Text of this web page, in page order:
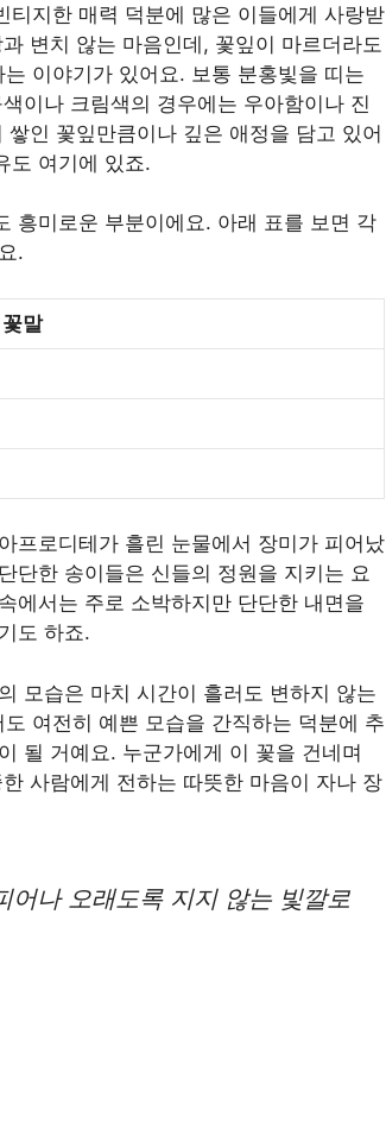
지한 매력 덕분에 많은 이들에게 사랑받
변치 않는 마음인데, 꽃잎이 마르더라도
이야기가 있어요. 보통 분홍빛을 띠는
이나 크림색의 경우에는 우아함이나 진
인 꽃잎만큼이나 깊은 애정을 담고 있어
도 여기에 있죠.
흥미로운 부분이에요. 아래 표를 보면 각
.
꽃말
프로디테가 흘린 눈물에서 장미가 피어났
단한 송이들은 신들의 정원을 지키는 요
에서는 주로 소박하지만 단단한 내면을
도 하죠.
모습은 마치 시간이 흘러도 변하지 않는
여전히 예쁜 모습을 간직하는 덕분에 추
될 거예요. 누군가에게 이 꽃을 건네며
사람에게 전하는 따뜻한 마음이 자나 장
어나 오래도록 지지 않는 빛깔로